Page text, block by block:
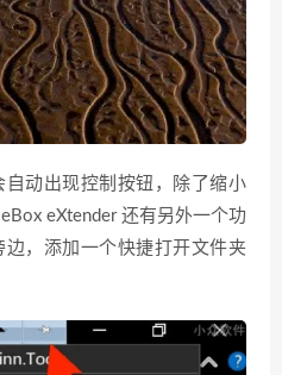
动出现控制按钮，除了缩小
eXtender 还有另外一个功
，添加一个快捷打开文件夹